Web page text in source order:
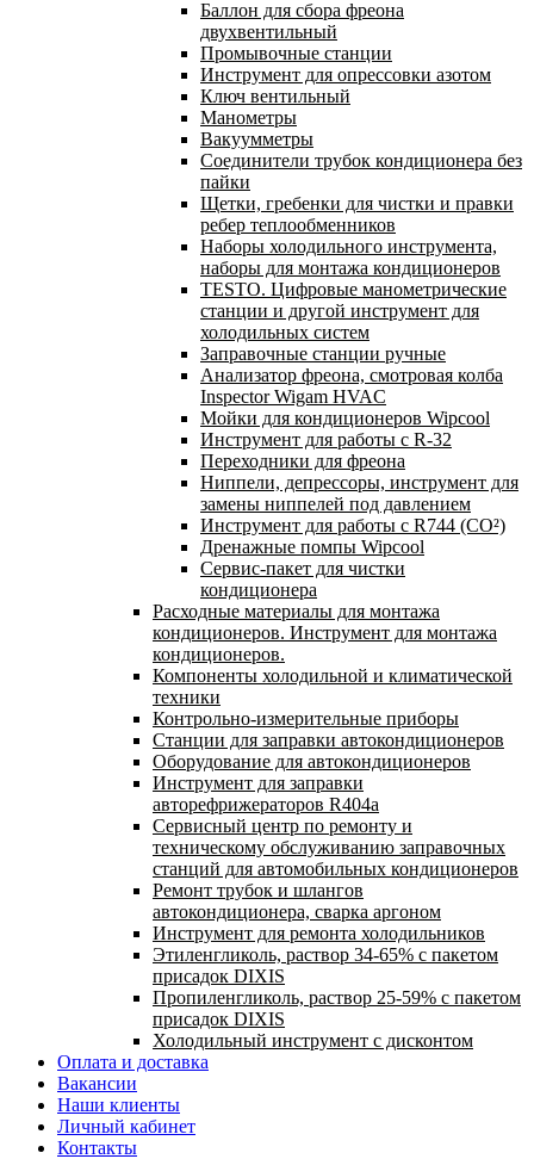
Баллон для сбора фреона
двухвентильный
Промывочные станции
Инструмент для опрессовки азотом
Ключ вентильный
Манометры
Вакуумметры
Соединители трубок кондиционера без
пайки
Щетки, гребенки для чистки и правки
ребер теплообменников
Наборы холодильного инструмента,
наборы для монтажа кондиционеров
TESTO. Цифровые манометрические
станции и другой инструмент для
холодильных систем
Заправочные станции ручные
Анализатор фреона, смотровая колба
Inspector Wigam HVAC
Мойки для кондиционеров Wipcool
Инструмент для работы с R-32
Переходники для фреона
Ниппели, депрессоры, инструмент для
замены ниппелей под давлением
Инструмент для работы с R744 (CO²)
Дренажные помпы Wipcool
Сервис-пакет для чистки
кондиционера
Расходные материалы для монтажа
кондиционеров. Инструмент для монтажа
кондиционеров.
Компоненты холодильной и климатической
техники
Контрольно-измерительные приборы
Станции для заправки автокондиционеров
Оборудование для автокондиционеров
Инструмент для заправки
авторефрижераторов R404a
Сервисный центр по ремонту и
техническому обслуживанию заправочных
станций для автомобильных кондиционеров
Ремонт трубок и шлангов
автокондиционера, сварка аргоном
Инструмент для ремонта холодильников
Этиленгликоль, раствор 34-65% с пакетом
присадок DIXIS
Пропиленгликоль, раствор 25-59% с пакетом
присадок DIXIS
Холодильный инструмент с дисконтом
Оплата и доставка
Вакансии
Наши клиенты
Личный кабинет
Контакты